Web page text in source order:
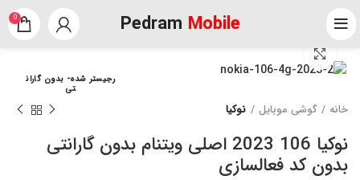
Pedram Mobile
0
رجیستر شده- بدون گاران
تی
خانه گوشی موبایل نوکیا
نوکیا 106 2023 اصلی ویتنام بدون گارانتی
بدون کد فعالسازی